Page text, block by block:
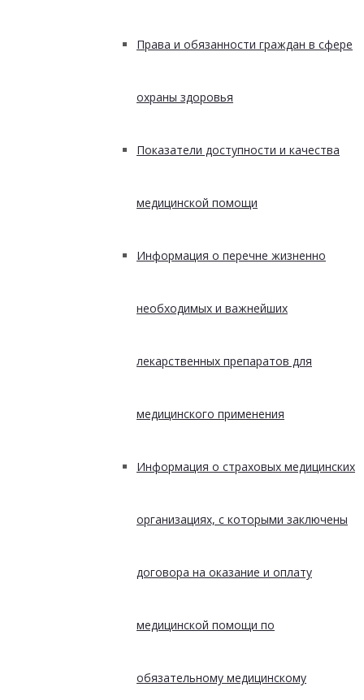
Права и обязанности граждан в сфере
охраны здоровья
Показатели доступности и качества
медицинской помощи
Информация о перечне жизненно
необходимых и важнейших
лекарственных препаратов для
медицинского применения
Информация о страховых медицинских
организациях, с которыми заключены
договора на оказание и оплату
медицинской помощи по
обязательному медицинскому